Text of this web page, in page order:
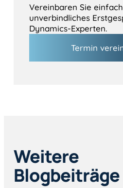
Vereinbaren Sie
unverbindliches
Dynamics-Experten.
Termin
Weitere
Blogbeiträge